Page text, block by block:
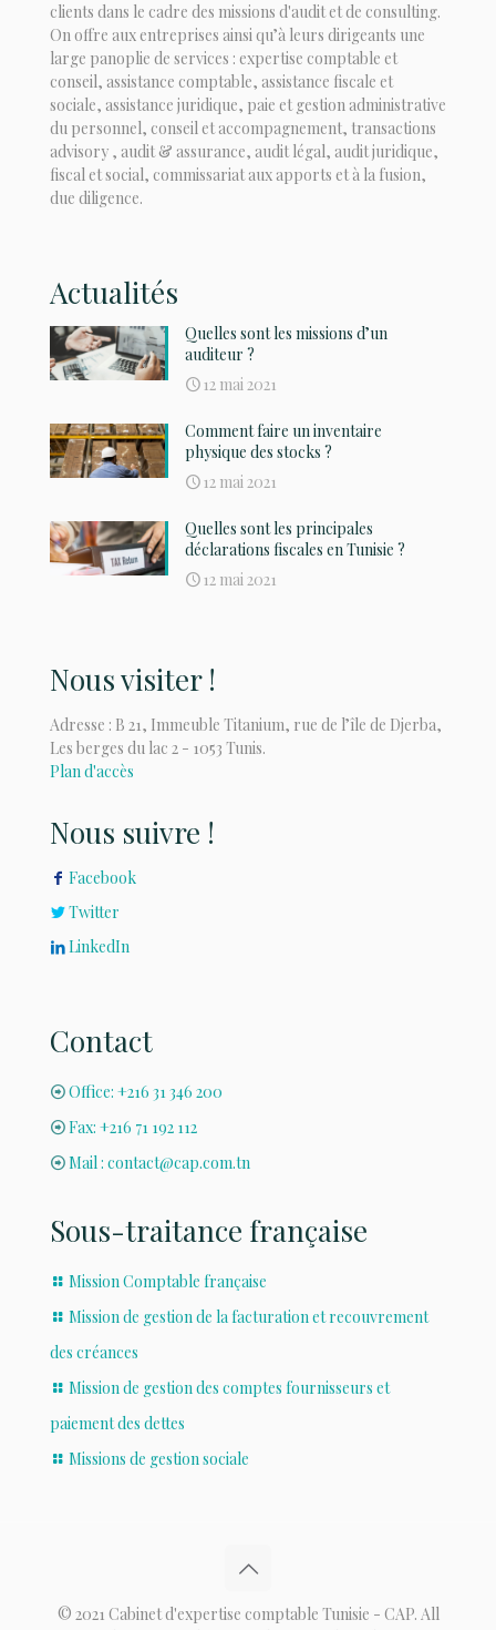
clients dans le cadre des missions d'audit et de consulting.
On offre aux entreprises ainsi qu’à leurs dirigeants une
large panoplie de services : expertise comptable et
conseil, assistance comptable, assistance fiscale et
sociale, assistance juridique, paie et gestion administrative
du personnel, conseil et accompagnement, transactions
advisory , audit & assurance, audit légal, audit juridique,
fiscal et social, commissariat aux apports et à la fusion,
due diligence.
Actualités
Quelles sont les missions d’un
auditeur ?
12 mai 2021
Comment faire un inventaire
physique des stocks ?
12 mai 2021
Quelles sont les principales
déclarations fiscales en Tunisie ?
12 mai 2021
Nous visiter !
Adresse : B 21, Immeuble Titanium, rue de l’île de Djerba,
Les berges du lac 2 - 1053 Tunis.
Plan d'accès
Nous suivre !
Facebook
Twitter
LinkedIn
Contact
Office: +216 31 346 200
Fax: +216 71 192 112
Mail : contact@cap.com.tn
Sous-traitance française
Mission Comptable française
Mission de gestion de la facturation et recouvrement
des créances
Mission de gestion des comptes fournisseurs et
paiement des dettes
Missions de gestion sociale
© 2021 Cabinet d'expertise comptable Tunisie - CAP. All